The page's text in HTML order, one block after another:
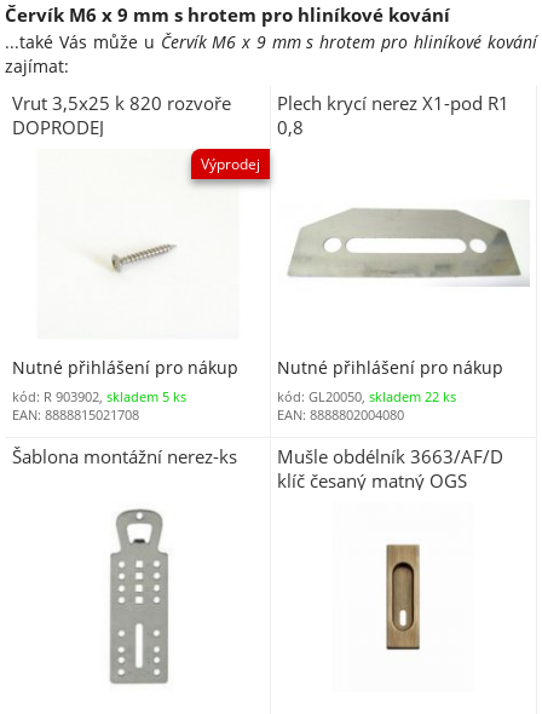
Červík M6 x 9 mm s hrotem pro hliníkové kování
...také Vás může u Červík M6 x 9 mm s hrotem pro hliníkové kování
zajímat:
Vrut 3,5x25 k 820 rozvoře
DOPRODEJ
Výprodej
Nutné přihlášení pro nákup
kód: R 903902, skladem 5 ks
EAN: 8888815021708
Plech krycí nerez X1-pod R1
0,8
Nutné přihlášení pro nákup
kód: GL20050,skladem 22 ks
EAN: 8888802004080
Šablona montážní nerez-ks
Mušle obdélník 3663/AF/D
klíč česaný matný OGS